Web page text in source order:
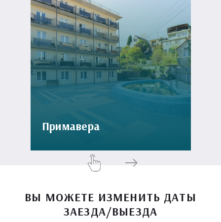
Примавера
ВЫ МОЖЕТЕ ИЗМЕНИТЬ ДАТЫ
ЗАЕЗДА/ВЫЕЗДА